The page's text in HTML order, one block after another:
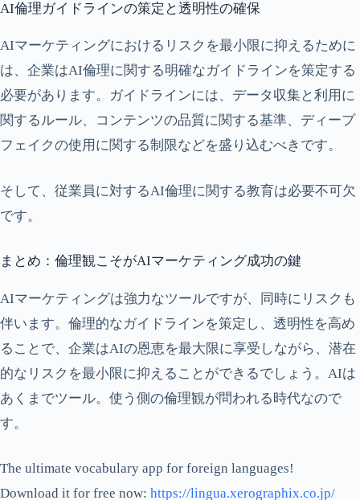
AI倫理ガイドラインの策定と透明性の確保
AIマーケティングにおけるリスクを最小限に抑えるために
は、企業はAI倫理に関する明確なガイドラインを策定する
必要があります。ガイドラインには、データ収集と利用に
関するルール、コンテンツの品質に関する基準、ディープ
フェイクの使用に関する制限などを盛り込むべきです。
そして、従業員に対するAI倫理に関する教育は必要不可欠
です。
まとめ：倫理観こそがAIマーケティング成功の鍵
AIマーケティングは強力なツールですが、同時にリスクも
伴います。倫理的なガイドラインを策定し、透明性を高め
ることで、企業はAIの恩恵を最大限に享受しながら、潜在
的なリスクを最小限に抑えることができるでしょう。AIは
あくまでツール。使う側の倫理観が問われる時代なので
す。
The ultimate vocabulary app for foreign languages!
Download it for free now: https://lingua.xerographix.co.jp/